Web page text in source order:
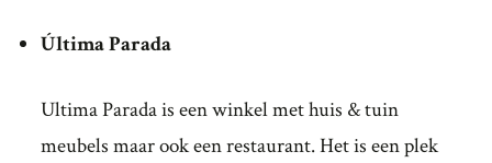
Última Parada
Ultima Parada is een winkel met huis & tuin
meubels maar ook een restaurant. Het is een plek